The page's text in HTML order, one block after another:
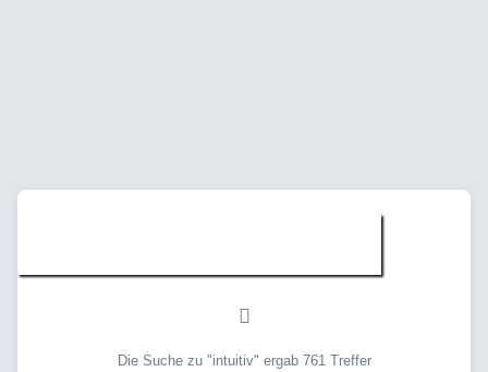
Die Suche zu "intuitiv" ergab 761 Treffer